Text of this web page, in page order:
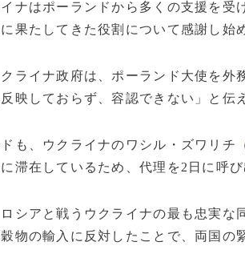
ナはポーランドから多くの支援を受
果たしてきた役割について感謝し始
ライナ政府は、ポーランド大使を外
映しておらず、容認できない」と伝
も、ウクライナのワシル・ズワリチ
滞在しているため、代理を2日に呼び
シアと戦うウクライナの最も忠実な
物の輸入に反対したことで、両国の